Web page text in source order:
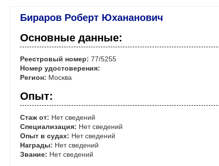
Бираров Роберт Юхананович
Основные данные:
Реестровый номер: 77/5255
Номер удостоверения:
Регион: Москва
Опыт:
Стаж от: Нет сведений
Специализация: Нет сведений
Опыт в судах: Нет сведений
Награды: Нет сведений
Звание: Нет сведений